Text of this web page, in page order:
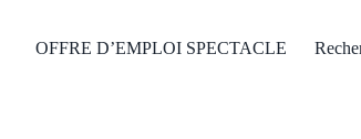
OFFRE D’EMPLOI SPECTACLE